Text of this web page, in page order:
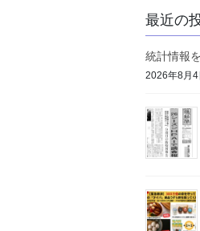
最近の
統計情報
2026年8月4